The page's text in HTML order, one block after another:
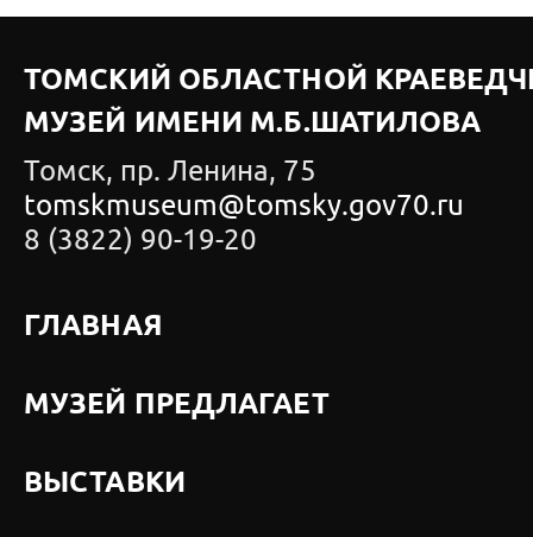
ТОМСКИЙ ОБЛАСТНОЙ
МУЗЕЙ ИМЕНИ М.Б.ШАТИЛОВА
Томск, пр. Ленина, 75
tomskmuseum@tomsky.gov70.ru
8 (3822) 90-19-20
ГЛАВНАЯ
МУЗЕЙ ПРЕДЛАГАЕТ
ВЫСТАВКИ